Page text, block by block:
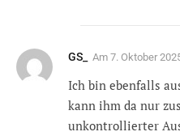
GS_ Am 7. Oktober
Ich bin ebenfalls
kann ihm da nur
unkontrollierter